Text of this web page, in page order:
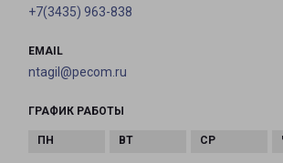
+7(3435) 963-838
EMAIL
ntagil@pecom.ru
ГРАФИК РАБОТЫ